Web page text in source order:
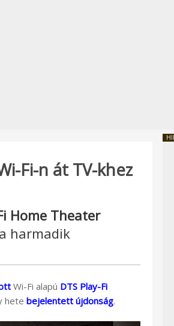
Fi-n át TV-khez
Home Theater
harmadik
Wi-Fi alapú DTS Play-Fi
hete bejelentett újdonság.